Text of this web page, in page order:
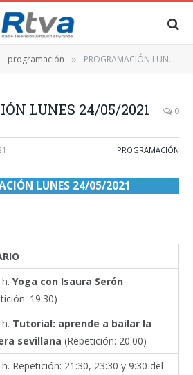
programación » PROGRAMACIÓN LUNES 24/05/2021
LUNES 24/05/2021 0
PROGRAMACIÓN
LUNES 24/05/2021
Yoga con Isaura Serón
19:30)
Tutorial: aprende a bailar la
sevillana (Repetición: 20:00)
h. Repetición: 21:30, 23:30 y 9:30 del